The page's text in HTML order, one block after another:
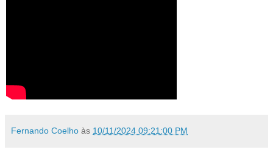
Fernando Coelho às 10/11/2024 09:21:00 PM